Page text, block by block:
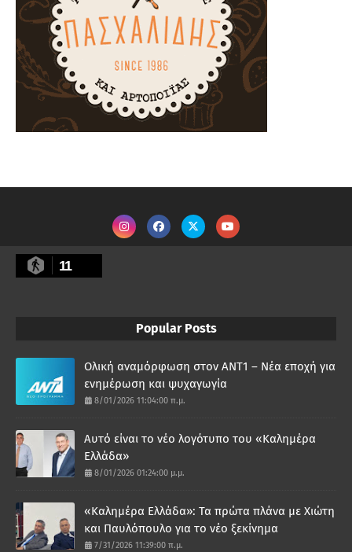
11
Popular Posts
Ολική αναμόρφωση στον ΑΝΤ1 – Νέα εποχή για
ενημέρωση και ψυχαγωγία
8/01/2026 11:04:00 π.μ.
Αυτό είναι το νέο λογότυπο του «Καλημέρα
Ελλάδα»
8/01/2026 01:24:00 μ.μ.
«Καλημέρα Ελλάδα»: Τα πρώτα πλάνα με Χιώτη
και Παυλόπουλο για το νέο ξεκίνημα
7/31/2026 11:39:00 π.μ.